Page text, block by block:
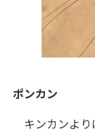
ポンカン
キンカンより